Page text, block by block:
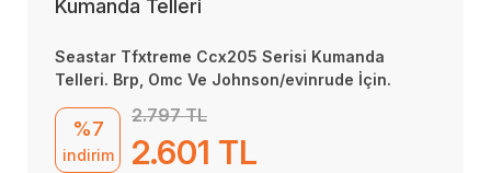
Kumanda Telleri
Seastar Tfxtreme Ccx205 Serisi Kumanda
Telleri. Brp, Omc Ve Johnson/evinrude İçin.
%7
indirim
2.797 TL
2.601 TL